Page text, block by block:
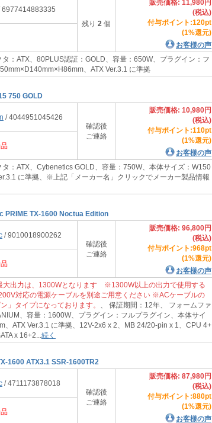
6977414883335
残り 2 個
販売価格: 11,980円
(税込)
付与ポイント:120pt
(1%還元)
お客様の声
：ATX、80PLUS認証：GOLD、容量：650W、プラグイン：フ
、ATX Ver.3.1 に準拠
750 GOLD
/ 4044951045426
確認後
ご連絡
販売価格: 10,980円
(税込)
付与ポイント:110pt
(1%還元)
お客様の声
：ATX、Cybenetics GOLD、容量：750W、本体サイズ：W150
に準拠、※上記「メーカー名」クリックでメーカー製品情報
PRIME TX-1600 Noctua Edition
/ 9010018900262
確認後
ご連絡
販売価格: 96,800円
(税込)
付与ポイント:968pt
(1%還元)
お客様の声
大出力は、1300Wとなります ※1300W以上の出力で使用する
対応の電源ケーブルを別途ご用意ください ※ACケーブルの
」タイプになっております。
、 保証期間：12年、 フォームファ
、容量：1600W、プラグイン：フルプラグイン、本体サイ
、ATX Ver.3.1 に準拠、12V-2x6 x 2、MB 24/20-pin x 1、CPU 4+
x 16+2... 続く
1600 ATX3.1 SSR-1600TR2
/ 4711173878018
確認後
ご連絡
販売価格: 87,980円
(税込)
付与ポイント:880pt
(1%還元)
お客様の声